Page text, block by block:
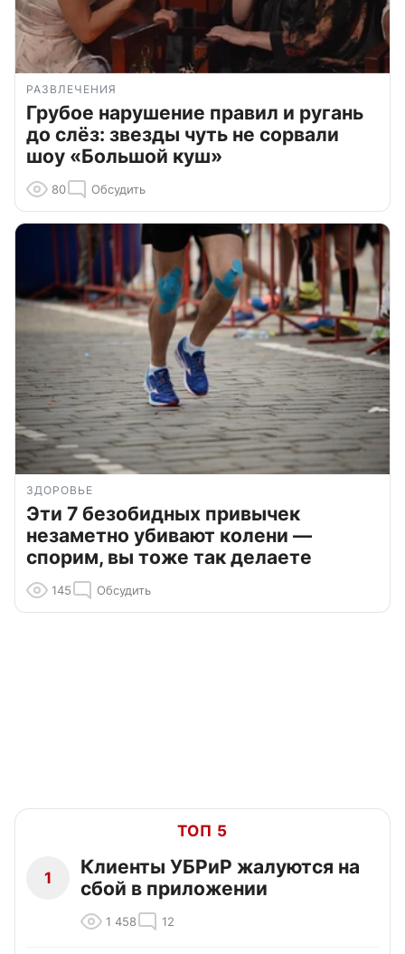
РАЗВЛЕЧЕНИЯ
Грубое нарушение правил и ругань
до слёз: звезды чуть не сорвали
шоу «Большой куш»
80 Обсудить
ЗДОРОВЬЕ
Эти 7 безобидных привычек
незаметно убивают колени —
спорим, вы тоже так делаете
145 Обсудить
ТОП 5
1
Клиенты УБРиР жалуются на
сбой в приложении
1 458 12